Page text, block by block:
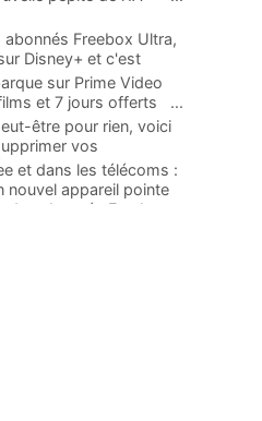
Freebox Ultra,
Disney+ et c'est
sur Prime Video
et 7 jours offerts
...
être pour rien, voici
vos
...
et dans les télécoms :
nouvel appareil pointe
abonnés Freebox...